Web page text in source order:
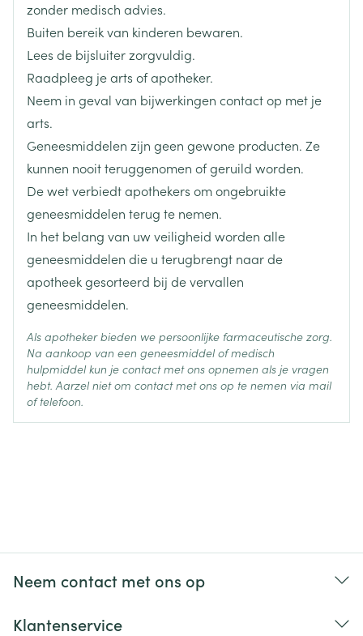
Lage bloeddruk (hypotensie), hoge bloeddruk
(hypertensie)
Misselijkheid (nausea), braken
Tintelingen (paresthesie), duizeligheid
Vertraagde werking van het hart (bradycardie)
Tekenen en symptomen van vergiftiging (toxiciteit)
ter hoogte van het centraal zenuwstelsel
Stuipen (convulsies), tintelingen rondom de mond
(periorale paresthesie), gevoelloosheid van de tong
Verhoogde gehoorscherpte (hyperacusis),
gehoorstoornissen, gezichtsstoornissen
(visusstoornissen), spraakstoornissen,
het centraal zenuwstelsel
Hartstilstand, hartritmestoornissen
Allergische reacties, anafylactische shock/reacties
Lengte
Diepte 35 mm
Verpakking
5
Actieve
Ingrediënten
mepivacaïne hydrochloride
Behoud Kamertemperatuur (15°C - 25°C)
zonder medisch advies.
Buiten bereik van kinderen bewaren.
Lees de bijsluiter zorgvuldig.
Raadpleeg je arts of apotheker.
Neem in geval van bijwerkingen contact op met je
arts.
Geneesmiddelen zijn geen gewone producten. Ze
kunnen nooit teruggenomen of geruild worden.
De wet verbiedt apothekers om ongebruikte
geneesmiddelen terug te nemen.
In het belang van uw veiligheid worden alle
geneesmiddelen die u terugbrengt naar de
apotheek gesorteerd bij de vervallen
geneesmiddelen.
Als apotheker bieden we persoonlijke farmaceutische zorg.
Na aankoop van een geneesmiddel of medisch
hulpmiddel kun je contact met ons opnemen als je vragen
hebt. Aarzel niet om contact met ons op te nemen via mail
of telefoon.
Neem contact met ons op
Klantenservice